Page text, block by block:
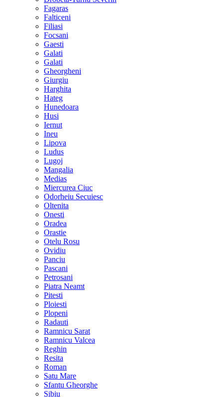
Fagaras
Falticeni
Filiasi
Focsani
Gaesti
Galati
Galati
Gheorgheni
Giurgiu
Harghita
Hateg
Hunedoara
Husi
Iernut
Ineu
Lipova
Ludus
Lugoj
Mangalia
Medias
Miercurea Ciuc
Odorheiu Secuiesc
Oltenita
Onesti
Oradea
Orastie
Otelu Rosu
Ovidiu
Panciu
Pascani
Petrosani
Piatra Neamt
Pitesti
Ploiesti
Plopeni
Radauti
Ramnicu Sarat
Ramnicu Valcea
Reghin
Resita
Roman
Satu Mare
Sfantu Gheorghe
Sibiu